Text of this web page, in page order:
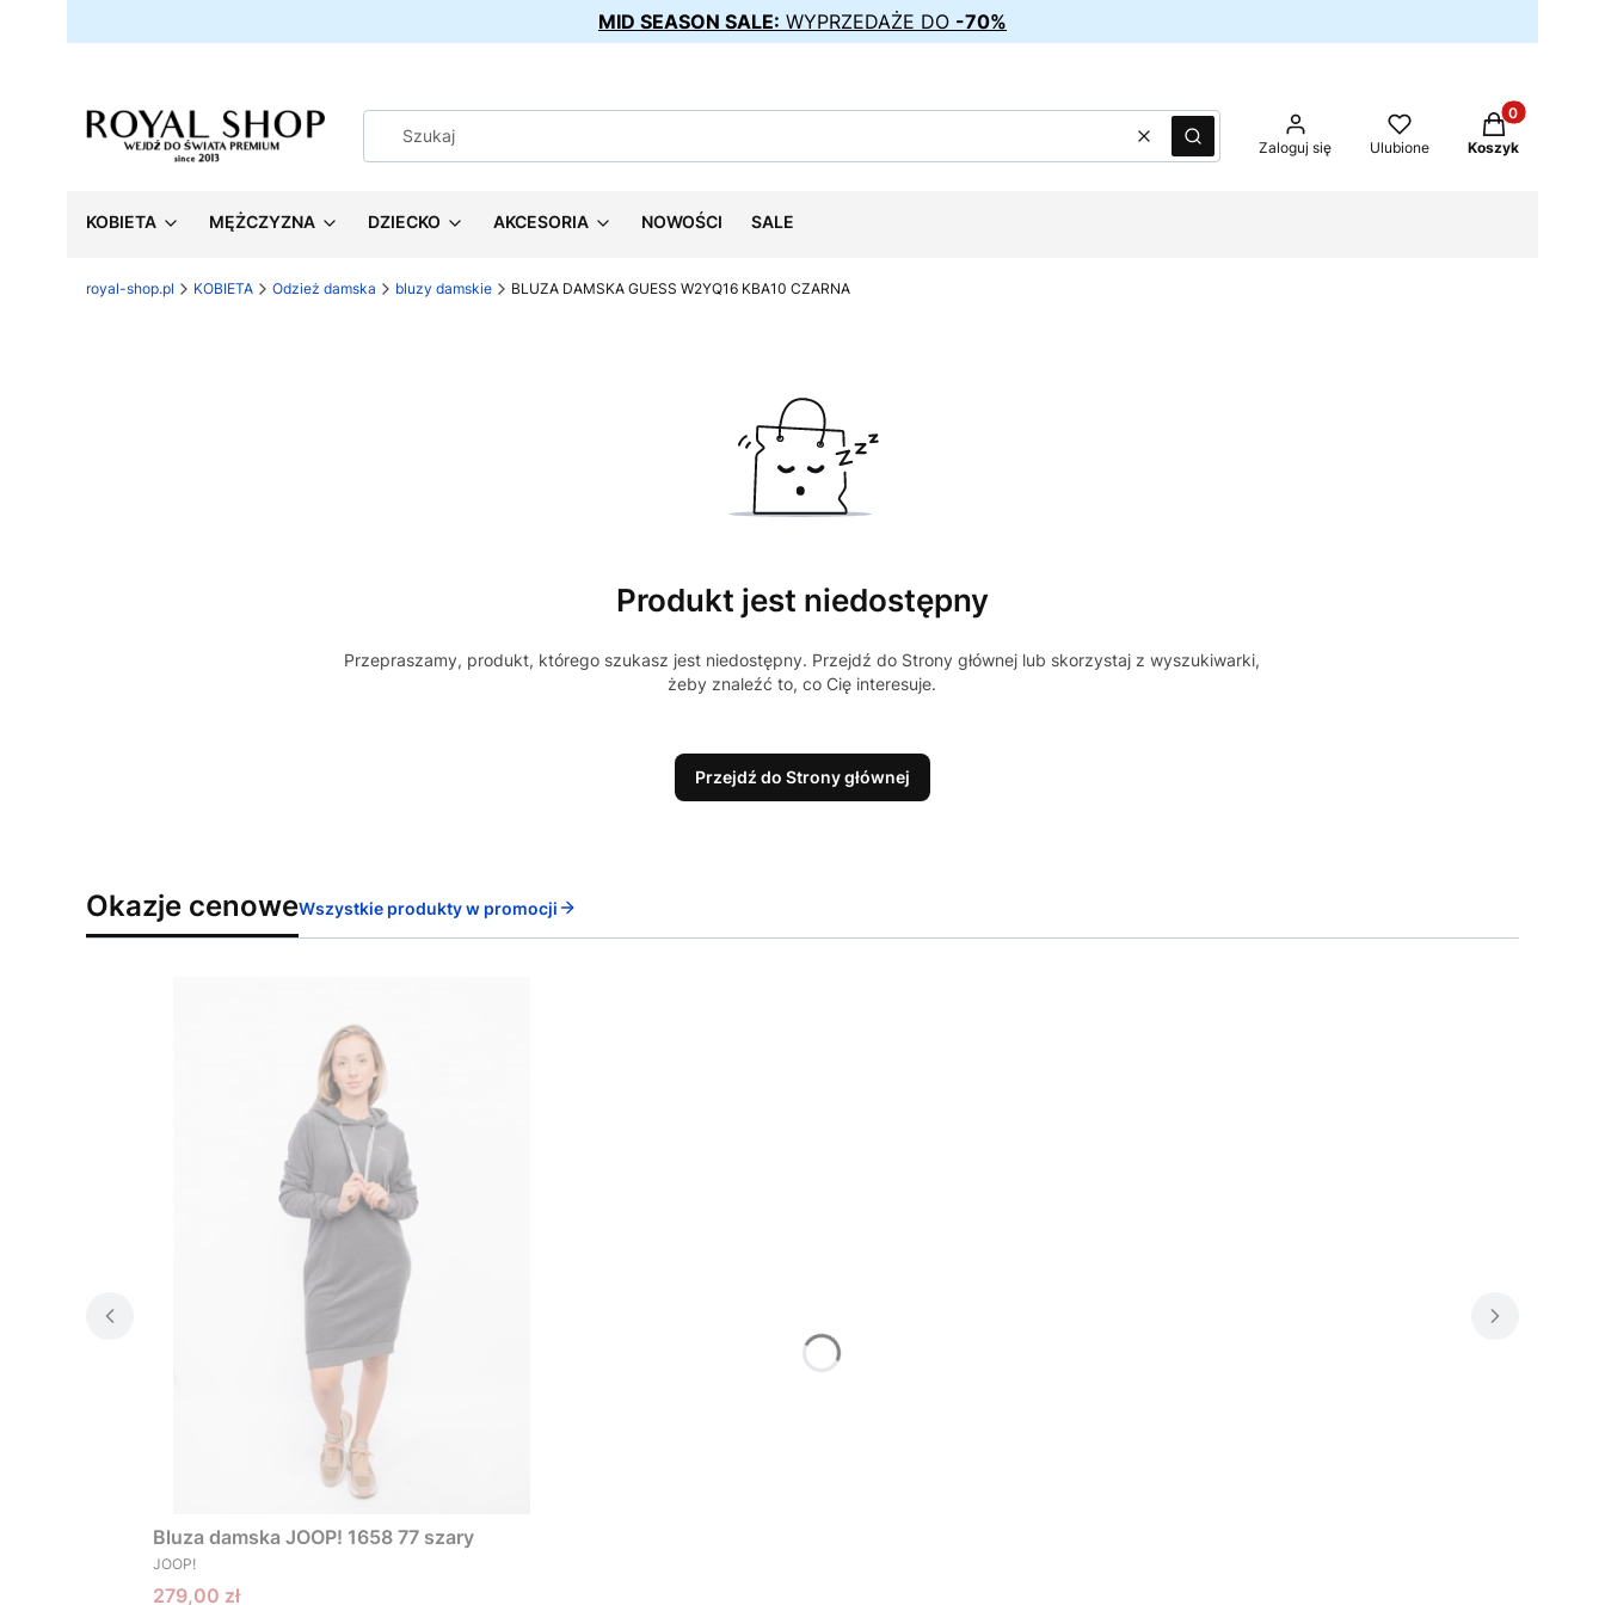
MID SEASON SALE: WYPRZEDAŻE DO -70%
WyczyśćSzukaj Zaloguj się Ulubione
Produkty w
Koszyk
KOBIETA MĘŻCZYZNA DZIECKO AKCESORIA NOWOŚCI SALE
royal-shop.pl KOBIETA Odzież damska bluzy damskie BLUZA DAMSKA GUESS W2YQ16 KBA10 CZARNA
Produkt jest niedostępny
Przepraszamy, produkt, którego szukasz jest niedostępny. Przejdź do Strony głównej lub skorzystaj z wyszukiwarki,
żeby znaleźć to, co Cię interesuje.
Przejdź do Strony głównej
Okazje cenoweWszystkie produkty w promocji
Bluza damska JOOP! 1658 77 szary
PRODUCENT
JOOP!
Cena promocyjna
279,00 zł